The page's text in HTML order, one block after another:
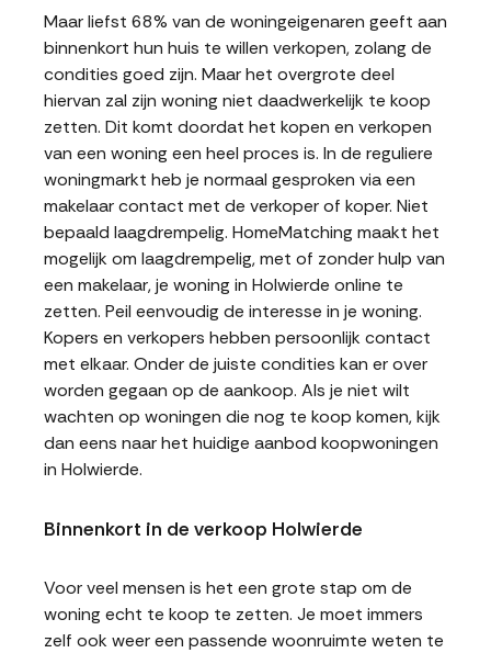
Maar liefst 68% van de woningeigenaren geeft aan
binnenkort hun huis te willen verkopen, zolang de
condities goed zijn. Maar het overgrote deel
hiervan zal zijn woning niet daadwerkelijk te koop
zetten. Dit komt doordat het kopen en verkopen
van een woning een heel proces is. In de reguliere
woningmarkt heb je normaal gesproken via een
makelaar contact met de verkoper of koper. Niet
bepaald laagdrempelig. HomeMatching maakt het
mogelijk om laagdrempelig, met of zonder hulp van
een makelaar, je woning in Holwierde online te
zetten. Peil eenvoudig de interesse in je woning.
Kopers en verkopers hebben persoonlijk contact
met elkaar. Onder de juiste condities kan er over
worden gegaan op de aankoop. Als je niet wilt
wachten op woningen die nog te koop komen, kijk
dan eens naar het huidige aanbod koopwoningen
in Holwierde.
Binnenkort in de verkoop Holwierde
Voor veel mensen is het een grote stap om de
woning echt te koop te zetten. Je moet immers
zelf ook weer een passende woonruimte weten te